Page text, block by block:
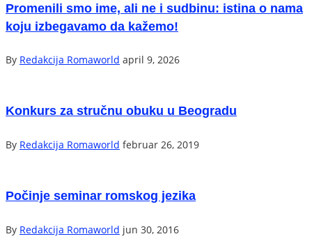
Promenili smo ime, ali ne i sudbinu: istina o nama
koju izbegavamo da kažemo!
By Redakcija Romaworld april 9, 2026
Konkurs za stručnu obuku u Beogradu
By Redakcija Romaworld februar 26, 2019
Počinje seminar romskog jezika
By Redakcija Romaworld jun 30, 2016